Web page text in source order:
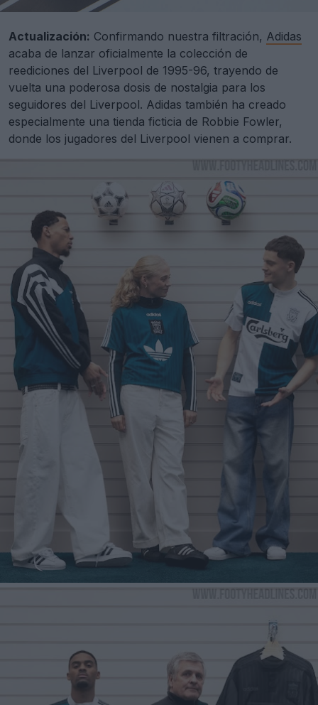
Actualización: Confirmando nuestra filtración, Adidas
acaba de lanzar oficialmente la colección de
reediciones del Liverpool de 1995-96, trayendo de
vuelta una poderosa dosis de nostalgia para los
seguidores del Liverpool. Adidas también ha creado
especialmente una tienda ficticia de Robbie Fowler,
donde los jugadores del Liverpool vienen a comprar.